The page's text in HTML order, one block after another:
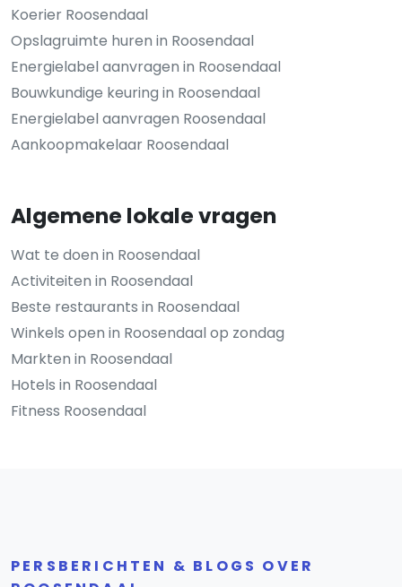
Koerier Roosendaal
Opslagruimte huren in Roosendaal
Energielabel aanvragen in Roosendaal
Bouwkundige keuring in Roosendaal
Energielabel aanvragen Roosendaal
Aankoopmakelaar Roosendaal
Algemene lokale vragen
Wat te doen in Roosendaal
Activiteiten in Roosendaal
Beste restaurants in Roosendaal
Winkels open in Roosendaal op zondag
Markten in Roosendaal
Hotels in Roosendaal
Fitness Roosendaal
PERSBERICHTEN & BLOGS OVER